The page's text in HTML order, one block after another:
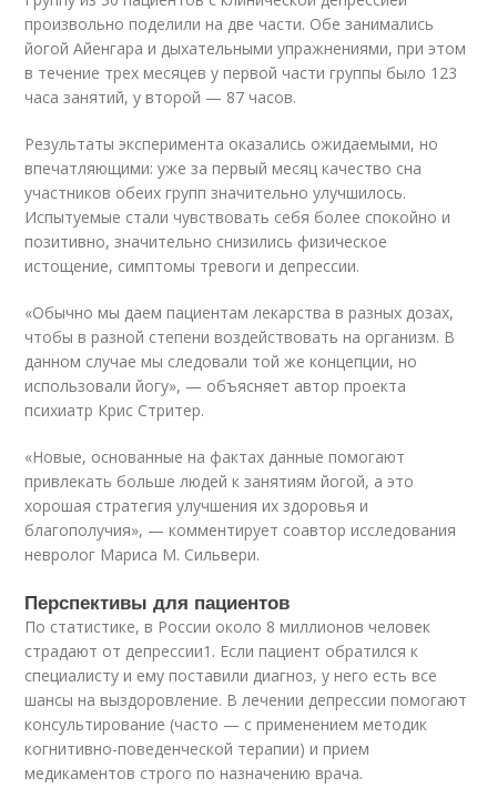
произвольно поделили на две части. Обе занимались
йогой Айенгара и дыхательными упражнениями, при этом
в течение трех месяцев у первой части группы было 123
часа занятий, у второй — 87 часов.
Результаты эксперимента оказались ожидаемыми, но
впечатляющими: уже за первый месяц качество сна
участников обеих групп значительно улучшилось.
Испытуемые стали чувствовать себя более спокойно и
позитивно, значительно снизились физическое
истощение, симптомы тревоги и депрессии.
«Обычно мы даем пациентам лекарства в разных дозах,
чтобы в разной степени воздействовать на организм. В
данном случае мы следовали той же концепции, но
использовали йогу», — объясняет автор проекта
психиатр Крис Стритер.
«Новые, основанные на фактах данные помогают
привлекать больше людей к занятиям йогой, а это
хорошая стратегия улучшения их здоровья и
благополучия», — комментирует соавтор исследования
невролог Мариса М. Сильвери.
Перспективы для пациентов
По статистике, в России около 8 миллионов человек
страдают от депрессии1 . Если пациент обратился к
специалисту и ему поставили диагноз, у него есть все
шансы на выздоровление. В лечении депрессии помогают
консультирование (часто — с применением методик
когнитивно-поведенческой терапии) и прием
медикаментов строго по назначению врача.